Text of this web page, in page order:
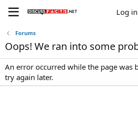
Log in
Forums
Oops! We ran into some
An error occurred while the page was
try again later.